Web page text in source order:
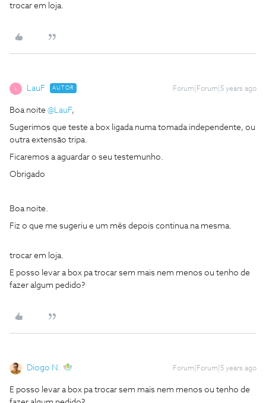
trocar em loja.
LauF AUTOR Forum|Forum|5 years ago
Boa noite @LauF,
Sugerimos que teste a box ligada numa tomada independente, ou
outra extensão tripa.
Ficaremos a aguardar o seu testemunho.
Obrigado
Boa noite.
Fiz o que me sugeriu e um mês depois continua na mesma.
trocar em loja.
E posso levar a box pa trocar sem mais nem menos ou tenho de
fazer algum pedido?
Diogo N. Forum|Forum|5 years ago
E posso levar a box pa trocar sem mais nem menos ou tenho de